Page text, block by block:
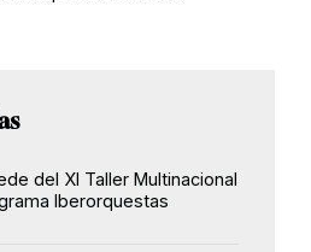
del XI Taller Multinacional
Iberorquestas